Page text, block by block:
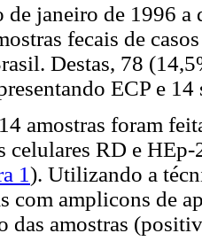
janeiro de 1996 a
fecais de
Destas, 78
ECP e
amostras foram
celulares RD e HEp-
1). Utilizando a
com amplicons de
das amostras